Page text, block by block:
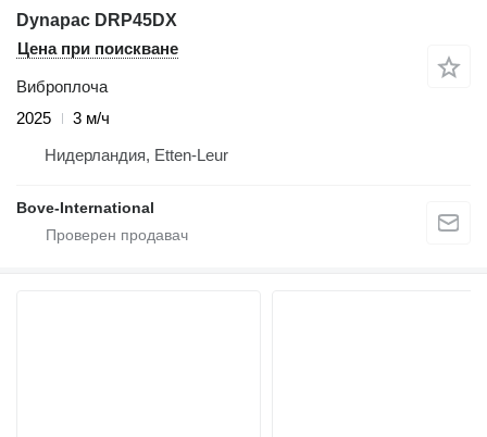
Dynapac DRP45DX
Цена при поискване
Виброплоча
2025
3 м/ч
Нидерландия, Etten-Leur
Bove-International